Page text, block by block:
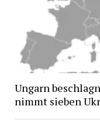
Ungarn
nimmt sieben